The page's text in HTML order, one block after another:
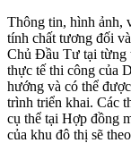
Thông tin, hình ảnh,
tính chất tương đối
Chủ Đầu Tư tại từng
thực tế thi công của
hướng và có thể
trình triển khai. Các
cụ thể tại Hợp đồng
của khu đô thị sẽ